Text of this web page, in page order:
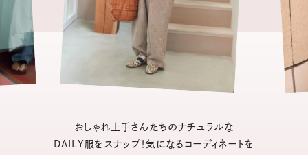
おしゃれ上手さんたちのナチュラルな
DAILY服をスナップ！気になるコーディネートを